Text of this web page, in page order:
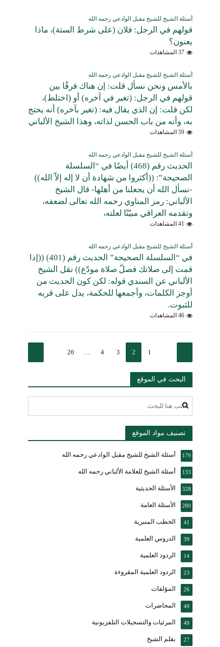
أسئلة الشيخ للشيخ مقبل الوادعي رحمه الله
قولهم في الرجل: فلان (على شرط الستة)، ماذا
يعنون؟
37 المشاهدات
أسئلة الشيخ للشيخ مقبل الوادعي رحمه الله
بالأمس ونحن نسأل قلت: إن هناك فرقًا بين
قولهم في الرجل: (تغير في آخره) أو (اختلط)،
لكن قلت: إن الذي يقال فيه: (تغير بآخره) أنه يحتج
به، وأنه من باب الحسن لذاته، وهذا الشيخ الألباني
59 المشاهدات
أسئلة الشيخ للشيخ مقبل الوادعي رحمه الله
الحديث رقم (468) أيضًا في “السلسلة
الصحيحة”: ((أكثروا من شهادة أن لا إله إلاّ الله))
-نسأل الله أن يجعلنا من أهلها- قال الشيخ
الألباني: رمز المناوي رحمه الله تعالى لضعفه،
وتقدمه العراقي مبيّنًا لعلته،
41 المشاهدات
أسئلة الشيخ للشيخ مقبل الوادعي رحمه الله
في “السلسلة الصحيحة” الحديث رقم (401) ((إذا
قمت إلى صلاتك فصلّ صلاة مودّع)) نقل الشيخ
الألباني عن السندي قوله: لكن كون الحديث من
أوجز الكلمات، وأجمعها للحكمة، يدل على قربه
للثبوت.
46 المشاهدات
1
2
3
4
…
20
البحث في الموقع
تصنيف مواد الموقع
أسئلة الشيخ للشيخ مقبل الوادعي رحمه الله 179
أسئلة الشيخ للعلامة الألباني رحمه الله 133
الأسئلة الحديثية 328
الأسئلة العامة 280
الخطب المنبرية 41
الدروس العلمية 39
الردود العلمية 14
الردود العلمية المقروءة 23
المؤلفات 26
المحاضرات 49
المرئيات والتسجيلات التلفزيونية 49
بقلم الشيخ 27